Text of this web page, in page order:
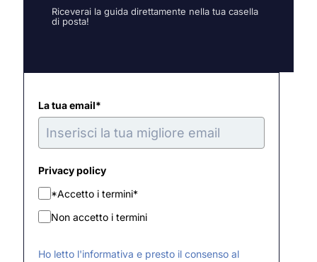
Riceverai la guida direttamente nella tua casella
di posta!
La tua email*
Privacy policy
*Accetto i termini*
Non accetto i termini
Ho letto l'informativa e presto il consenso al